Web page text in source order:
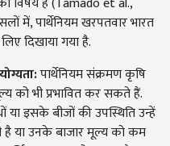
में, पार्थेनियम खरपतवार भारत
दिखाया गया है.
पार्थेनियम संक्रमण कृषि
को भी प्रभावित कर सकते हैं.
या इसके बीजों की उपस्थिति उन्हें
या उनके बाजार मूल्य को कम